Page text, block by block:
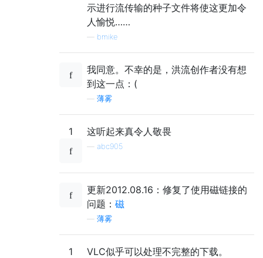
示进行流传输的种子文件将使这更加令
人愉悦……
bmike
我同意。不幸的是，洪流创作者没有想
到这一点：(
薄雾
1 这听起来真令人敬畏
abc905
更新2012.08.16：修复了使用磁链接的
问题： 磁
薄雾
1 VLC似乎可以处理不完整的下载。